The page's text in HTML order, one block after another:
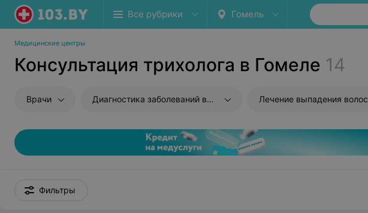
Все рубрики Гомель
Медицинские центры
Консультация трихолога в Гомеле 14
Врачи Диагностика заболеваний волос Лечение выпадения волос
Фильтры